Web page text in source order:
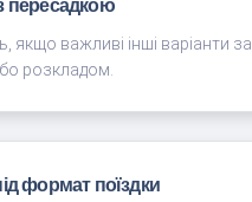
пересадкою
якщо важливі інші варіанти за
розкладом.
формат поїздки